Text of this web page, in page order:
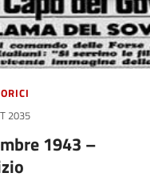
2035
1943 –